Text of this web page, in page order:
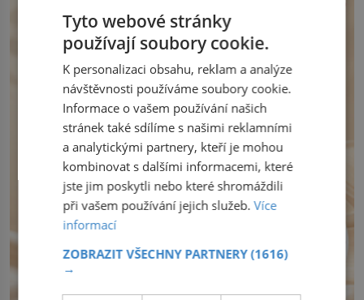
Český král Václav I. (1205–1253) přijme
opatření, která mají posílit obranu jeho
království. Zajistit hodlá především
severní hranici. Na […]
Tyto webové stránky
používají soubory cookie.
K personalizaci obsahu, reklam a analýze
návštěvnosti používáme soubory cookie.
Informace o vašem používání našich
stránek také sdílíme s našimi reklamními
a analytickými partnery, kteří je mohou
kombinovat s dalšími informacemi, které
jste jim poskytli nebo které shromáždili
při vašem používání jejich služeb.Více
informací
ZOBRAZIT VŠECHNY PARTNERY(1616)
→